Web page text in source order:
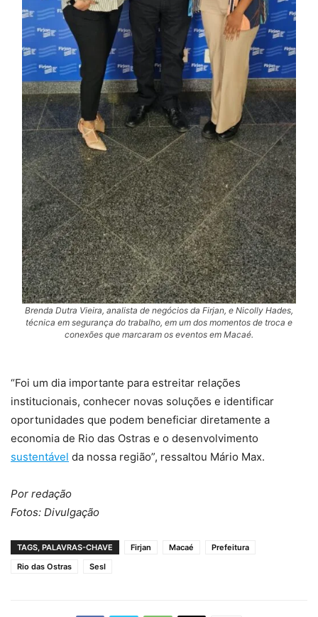
Brenda Dutra Vieira, analista de negócios da Firjan, e Nicolly Hades,
técnica em segurança do trabalho, em um dos momentos de troca e
conexões que marcaram os eventos em Macaé.
“Foi um dia importante para estreitar relações
institucionais, conhecer novas soluções e identificar
oportunidades que podem beneficiar diretamente a
economia de Rio das Ostras e o desenvolvimento
sustentável da nossa região”, ressaltou Mário Max.
Por redação
Fotos: Divulgação
TAGS, PALAVRAS-CHAVE Firjan Macaé
Prefeitura
Rio das Ostras
SesI